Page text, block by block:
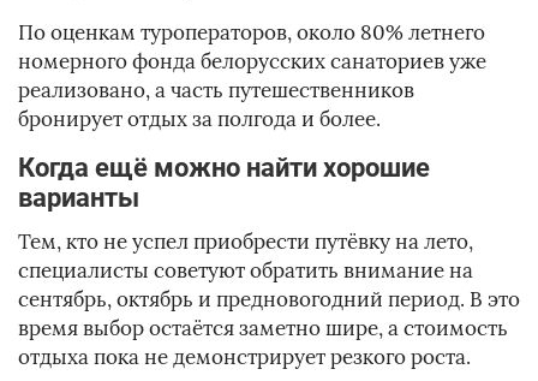
По оценкам туроператоров, около 80% летнего
номерного фонда белорусских санаториев уже
реализовано, а часть путешественников
бронирует отдых за полгода и более.
Когда ещё можно найти хорошие
варианты
Тем, кто не успел приобрести путёвку на лето,
специалисты советуют обратить внимание на
сентябрь, октябрь и предновогодний период. В это
время выбор остаётся заметно шире, а стоимость
отдыха пока не демонстрирует резкого роста.